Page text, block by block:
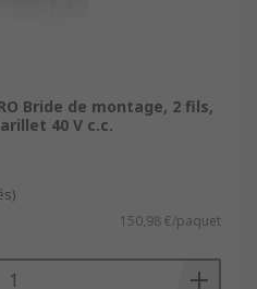
Bride de montage, 2 fils,
40 V c.c.
150,98 €/paquet